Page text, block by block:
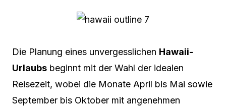
Die Planung eines unvergesslichen Hawaii-
Urlaubs beginnt mit der Wahl der idealen
Reisezeit, wobei die Monate April bis Mai sowie
September bis Oktober mit angenehmen